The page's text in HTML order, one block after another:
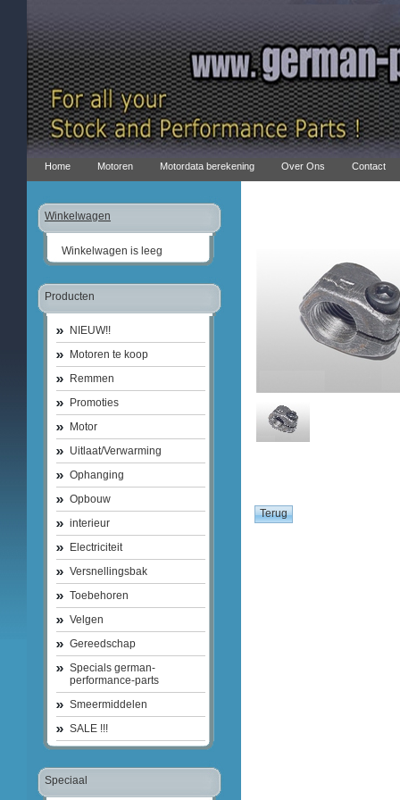
Home Motoren Motordata berekening Over Ons Contact
Winkelwagen
Winkelwagen is leeg
Producten
NIEUW!!
Motoren te koop
Remmen
Promoties
Motor
Uitlaat/Verwarming
Ophanging
Opbouw
interieur
Electriciteit
Versnellingsbak
Toebehoren
Velgen
Gereedschap
Specials german-
performance-parts
Smeermiddelen
SALE !!!
Speciaal